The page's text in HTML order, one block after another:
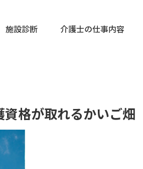
施設診断 介護士の仕事内容
格が取れるかいご畑